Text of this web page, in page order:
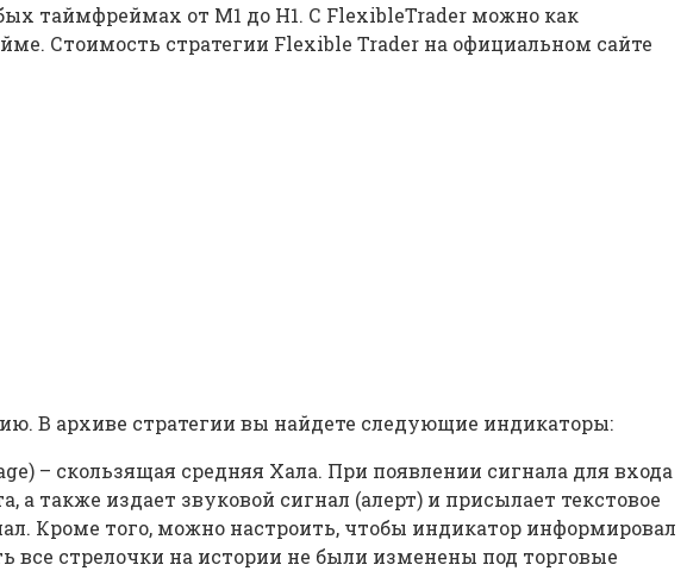
таймфреймах от M1 до H1. С FlexibleTrader можно как
Стоимость стратегии Flexible Trader на официальном сайте
В архиве стратегии вы найдете следующие индикаторы:
– скользящая средняя Хала. При появлении сигнала для входа
также издает звуковой сигнал (алерт) и присылает текстовое
Кроме того, можно настроить, чтобы индикатор информировал
все стрелочки на истории не были изменены под торговые